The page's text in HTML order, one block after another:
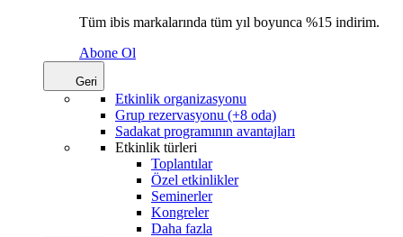
Tüm ibis markalarında tüm yıl boyunca %15 indirim.
Abone Ol
Geri
Etkinlik organizasyonu
Grup rezervasyonu (+8 oda)
Sadakat programının avantajları
Etkinlik türleri
Toplantılar
Özel etkinlikler
Seminerler
Kongreler
Daha fazla